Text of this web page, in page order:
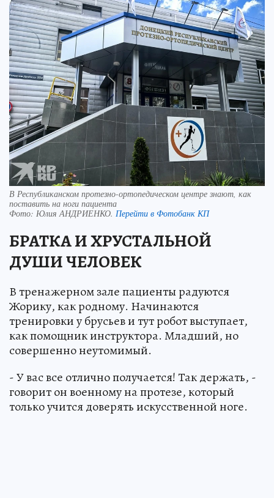
В Республиканском протезно-ортопедическом центре знают, как
поставить на ноги пациента
Фото: Юлия АНДРИЕНКО. Перейти в Фотобанк КП
БРАТКА И ХРУСТАЛЬНОЙ
ДУШИ ЧЕЛОВЕК
В тренажерном зале пациенты радуются
Жорику, как родному. Начинаются
тренировки у брусьев и тут робот выступает,
как помощник инструктора. Младший, но
совершенно неутомимый.
- У вас все отлично получается! Так держать, -
говорит он военному на протезе, который
только учится доверять искусственной ноге.